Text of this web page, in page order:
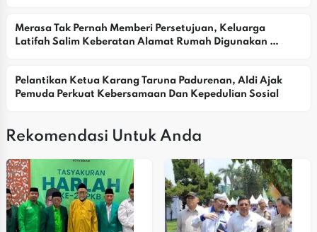
Merasa Tak Pernah Memberi Persetujuan, Keluarga
Latifah Salim Keberatan Alamat Rumah Digunakan
Pelantikan Ketua Karang Taruna Padurenan, Aldi Ajak
Pemuda Perkuat Kebersamaan Dan Kepedulian Sosial
Rekomendasi Untuk Anda